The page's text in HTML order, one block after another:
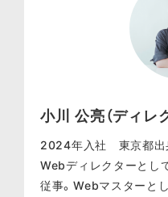
小川 公亮（ディレ
2024年入社 東京都出
Webディレクターとし
従事。Webマスターと